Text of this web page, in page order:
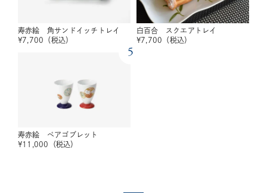
寿赤絵 角サンドイッチトレイ
¥7,700 （税込）
白百合 スクエアトレイ
¥7,700 （税込）
5
寿赤絵 ペアゴブレット
¥11,000 （税込）